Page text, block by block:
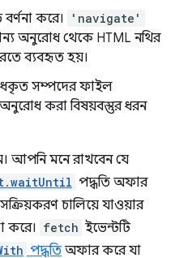
করে। 'navigate'
অনুরোধ থেকে HTML নথির
ব্যবহৃত হয়।
সম্পদের ফাইল
করা বিষয়বস্তুর ধরন
আপনি মনে রাখবেন যে
পদ্ধতি অফার
চালিয়ে যাওয়ার
করে। fetch ইভেন্টটি
পদ্ধতি অফার করে যা